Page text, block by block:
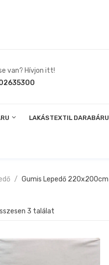
van? Hívjon itt!
LAKÁSTEXTIL DARABÁRU
Gumis Lepedő 220x200cm
3 találat